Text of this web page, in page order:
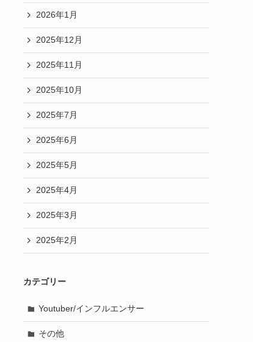
2026年1月
2025年12月
2025年11月
2025年10月
2025年7月
2025年6月
2025年5月
2025年4月
2025年3月
2025年2月
カテゴリー
Youtuber/インフルエンサー
その他